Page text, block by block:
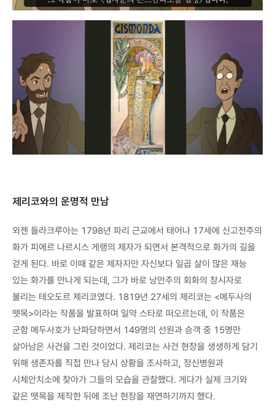
제리코와의 운명적 만남
외젠 들라크루아는 1798년 파리 근교에서 태어나 17세에 신고전주의
화가 피에르 나르시스 게랭의 제자가 되면서 본격적으로 화가의 길을
걷게 된다. 바로 이때 같은 제자지만 자신보다 일곱 살이 많은 재능
있는 화가를 만나게 되는데, 그가 바로 낭만주의 회화의 창시자로
불리는 테오도르 제리코였다. 1819년 27세의 제리코는 <메두사의
뗏목>이라는 작품을 발표하며 일약 스타로 떠오르는데, 이 작품은
군함 메두사호가 난파당하면서 149명의 선원과 승객 중 15명만
살아남은 사건을 그린 것이었다. 제리코는 사건 현장을 생생하게 담기
위해 생존자를 직접 만나 당시 상황을 조사하고, 정신병원과
시체안치소에 찾아가 그들의 모습을 관찰했다. 게다가 실제 크기와
같은 뗏목을 제작한 뒤에 조난 현장을 재연하기까지 했다.